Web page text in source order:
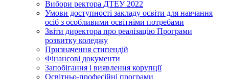
Вибори ректора ДТЕУ 2022
Умови доступності закладу освіти для навчання
осіб з особливими освітніми потребами
Звіти директора про реалізацію Програми
розвитку коледжу
Призначення стипендій
Фінансові документи
Запобігання і виявлення корупції
Освітньо-професійні програми